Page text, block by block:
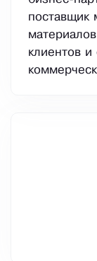
поставщик
клиентов